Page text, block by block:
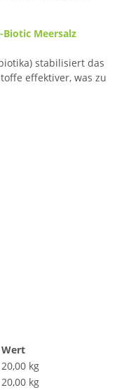
Meersalz
stabilisiert das
effektiver, was zu
Wert
20,00 kg
20,00 kg